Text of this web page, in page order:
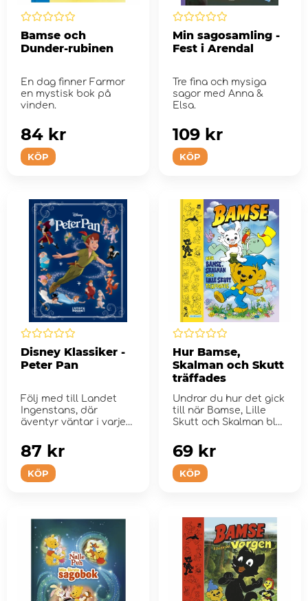
Bamse och
Dunder-rubinen
En dag finner Farmor
en mystisk bok på
vinden.
KÖP
84 kr
Min sagosamling -
Fest i Arendal
Tre fina och mysiga
sagor med Anna &
Elsa.
KÖP
109 kr
Disney Klassiker -
Peter Pan
Följ med till Landet
Ingenstans, där
äventyr väntar i varje
KÖP
87 kr
Hur Bamse,
Skalman och Skutt
träffades
Undrar du hur det gick
till när Bamse, Lille
Skutt och Skalman blev
KÖP
69 kr